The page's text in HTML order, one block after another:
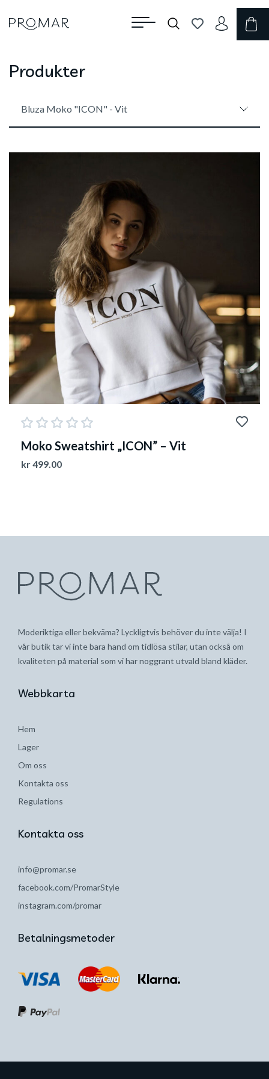
Produkter
Bluza Moko "ICON" - Vit
Moko Sweatshirt „ICON” – Vit
kr499.00
Moderiktiga eller bekväma? Lyckligtvis behöver du inte välja! I
vår butik tar vi inte bara hand om tidlösa stilar, utan också om
kvaliteten på material som vi har noggrant utvald bland kläder.
Webbkarta
Hem
Lager
Om oss
Kontakta oss
Regulations
Kontakta oss
info@promar.se
facebook.com/PromarStyle
instagram.com/promar
Betalningsmetoder